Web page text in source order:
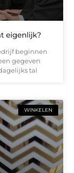
eigenlijk?
beginnen
gegeven
tal
WINKELEN